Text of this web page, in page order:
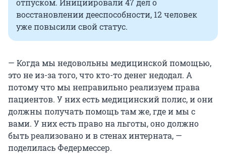
восстановлении дееспособности, 12 человек
уже повысили свой статус.
— Когда мы недовольны медицинской помощью,
это не из-за того, что кто-то денег недодал. А
потому что мы неправильно реализуем права
пациентов. У них есть медицинский полис, и они
должны получать помощь там же, где и мы с
вами. У них есть право на льготы, оно должно
быть реализовано и в стенах интерната, —
поделилась Федермессер.